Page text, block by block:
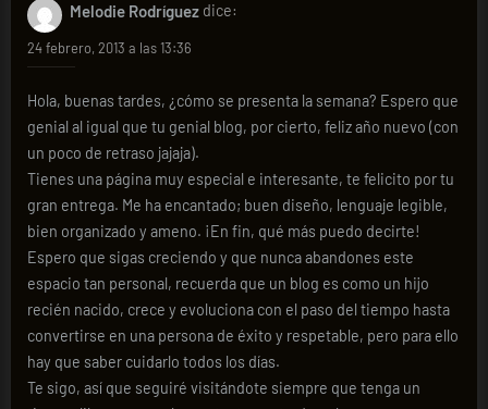
Melodie Rodríguez dice:
24 febrero, 2013 a las 13:36
Hola, buenas tardes, ¿cómo se presenta la semana? Espero que
genial al igual que tu genial blog, por cierto, feliz año nuevo (con
un poco de retraso jajaja).
Tienes una página muy especial e interesante, te felicito por tu
gran entrega. Me ha encantado; buen diseño, lenguaje legible,
bien organizado y ameno. ¡En fin, qué más puedo decirte!
Espero que sigas creciendo y que nunca abandones este
espacio tan personal, recuerda que un blog es como un hijo
recién nacido, crece y evoluciona con el paso del tiempo hasta
convertirse en una persona de éxito y respetable, pero para ello
hay que saber cuidarlo todos los días.
Te sigo, así que seguiré visitándote siempre que tenga un